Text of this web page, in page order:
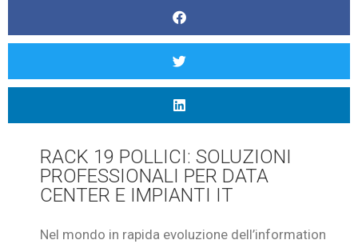
RACK 19 POLLICI: SOLUZIONI
PROFESSIONALI PER DATA
CENTER E IMPIANTI IT
Nel mondo in rapida evoluzione dell’information